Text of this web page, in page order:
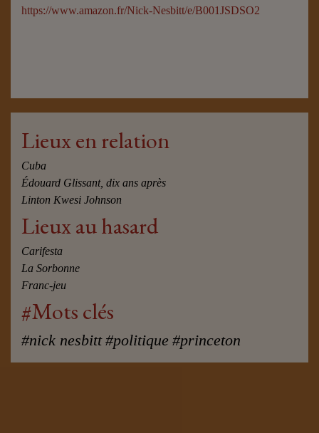
https://www.amazon.fr/Nick-Nesbitt/e/B001JSDSO2
Lieux en relation
Cuba
Édouard Glissant, dix ans après
Linton Kwesi Johnson
Lieux au hasard
Carifesta
La Sorbonne
Franc-jeu
#Mots clés
#nick nesbitt #politique #princeton